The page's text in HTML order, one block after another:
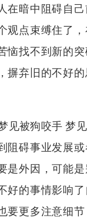
在暗中阻碍自
观点束缚住了
恼找不到新的
摒弃旧的不好
见被狗咬手 梦
阻碍事业发展
是外因，可能是
好的事情影响
要更多注意细